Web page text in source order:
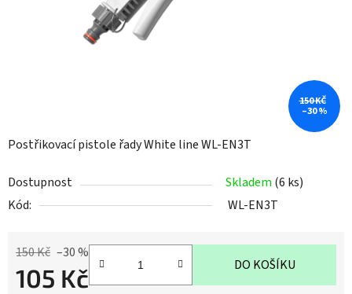
Postřikovací pistole řady White line WL-EN3T
Dostupnost Skladem (6 ks)
Kód:
WL-EN3T
150 Kč –30 %
105 Kč DO KOŠÍKU
150 KČ
–30 %